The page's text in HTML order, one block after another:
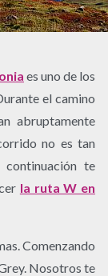
es uno de los
el camino
abruptamente
no es tan
te
la ruta W en
Comenzando
Nosotros te